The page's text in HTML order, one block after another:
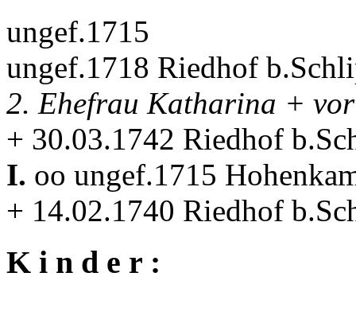
ungef.1715
ungef.1718 Riedhof
2. Ehefrau Katharina +
+ 30.03.1742 Riedhof
I. oo ungef.1715
+ 14.02.1740 Riedhof
K i n d e r :